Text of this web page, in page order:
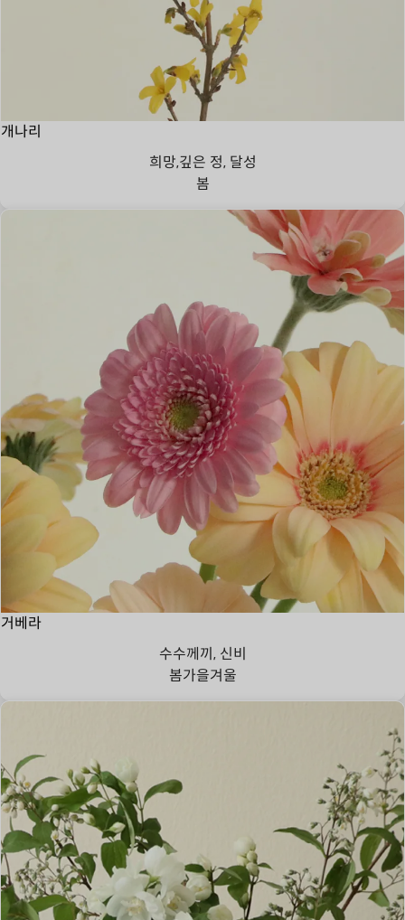
개나리
희망,깊은 정, 달성
봄
거베라
수수께끼, 신비
봄가을겨울